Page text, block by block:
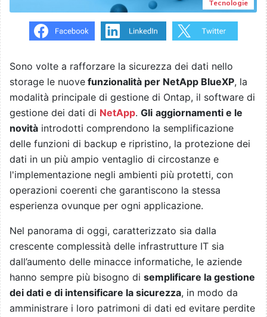
Tecnologie
Sono volte a rafforzare la sicurezza dei dati nello
storage le nuove funzionalità per NetApp BlueXP, la
modalità principale di gestione di Ontap, il software di
gestione dei dati di NetApp. Gli aggiornamenti e le
novità introdotti comprendono la semplificazione
delle funzioni di backup e ripristino, la protezione dei
dati in un più ampio ventaglio di circostanze e
l'implementazione negli ambienti più protetti, con
operazioni coerenti che garantiscono la stessa
esperienza ovunque per ogni applicazione.
Nel panorama di oggi, caratterizzato sia dalla
crescente complessità delle infrastrutture IT sia
dall’aumento delle minacce informatiche, le aziende
hanno sempre più bisogno di semplificare la gestione
dei dati e di intensificare la sicurezza, in modo da
amministrare i loro patrimoni di dati ed evitare perdite